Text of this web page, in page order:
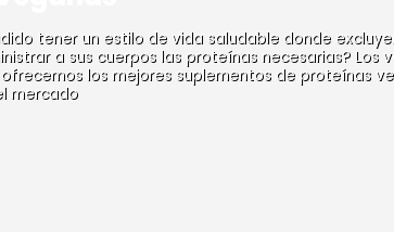
tener un estilo de vida saludable donde
a sus cuerpos las proteínas necesarias? Los
los mejores suplementos de proteínas
mercado